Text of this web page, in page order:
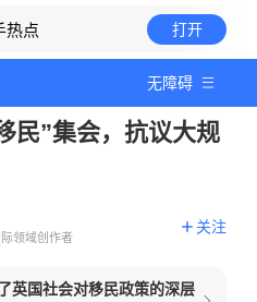
热点 打开
无障碍
民”集会，抗议大规
际领域创作者
关注
英国社会对移民政策的深层